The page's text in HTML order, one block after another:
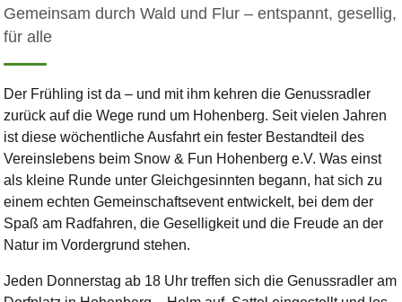
Gemeinsam durch Wald und Flur – entspannt, gesellig,
für alle
Der Frühling ist da – und mit ihm kehren die Genussradler
zurück auf die Wege rund um Hohenberg. Seit vielen Jahren
ist diese wöchentliche Ausfahrt ein fester Bestandteil des
Vereinslebens beim Snow & Fun Hohenberg e.V. Was einst
als kleine Runde unter Gleichgesinnten begann, hat sich zu
einem echten Gemeinschaftsevent entwickelt, bei dem der
Spaß am Radfahren, die Geselligkeit und die Freude an der
Natur im Vordergrund stehen.
Jeden Donnerstag ab 18 Uhr treffen sich die Genussradler am